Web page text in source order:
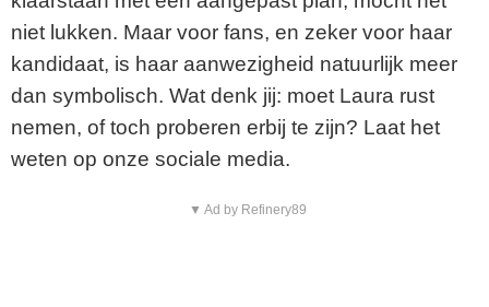
niet lukken. Maar voor fans, en zeker voor haar
kandidaat, is haar aanwezigheid natuurlijk meer
dan symbolisch. Wat denk jij: moet Laura rust
nemen, of toch proberen erbij te zijn? Laat het
weten op onze sociale media.
▼ Ad by Refinery89